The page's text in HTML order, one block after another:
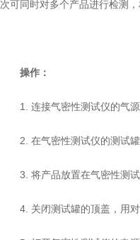
次可同时对多个产品进行检测
操作：
1. 连接气密性测试仪的气源
2. 在气密性测试仪的测试罐
3. 将产品放置在气密性测试
4. 关闭测试罐的顶盖，用对